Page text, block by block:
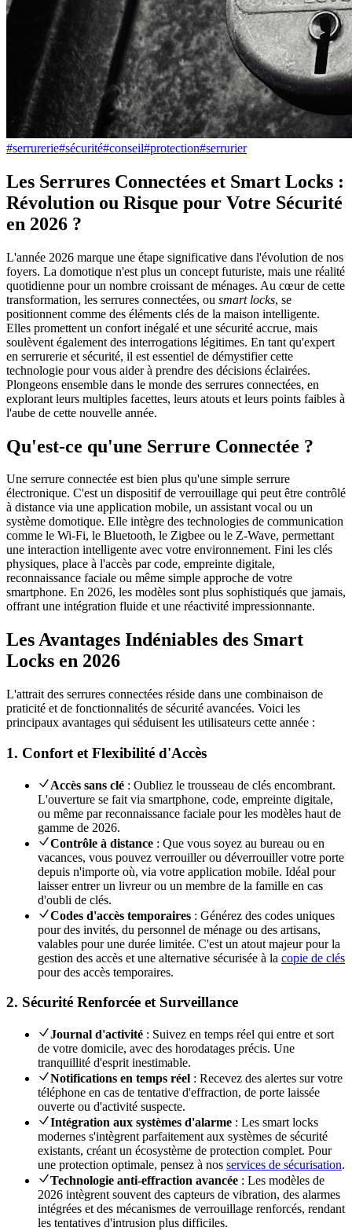
#serrurerie#sécurité#conseil#protection#serrurier
Les Serrures Connectées et Smart Locks :
Révolution ou Risque pour Votre Sécurité
en 2026 ?
L'année 2026 marque une étape significative dans l'évolution de nos
foyers. La domotique n'est plus un concept futuriste, mais une réalité
quotidienne pour un nombre croissant de ménages. Au cœur de cette
transformation, les serrures connectées, ou smart locks, se
positionnent comme des éléments clés de la maison intelligente.
Elles promettent un confort inégalé et une sécurité accrue, mais
soulèvent également des interrogations légitimes. En tant qu'expert
en serrurerie et sécurité, il est essentiel de démystifier cette
technologie pour vous aider à prendre des décisions éclairées.
Plongeons ensemble dans le monde des serrures connectées, en
explorant leurs multiples facettes, leurs atouts et leurs points faibles à
l'aube de cette nouvelle année.
Qu'est-ce qu'une Serrure Connectée ?
Une serrure connectée est bien plus qu'une simple serrure
électronique. C'est un dispositif de verrouillage qui peut être contrôlé
à distance via une application mobile, un assistant vocal ou un
système domotique. Elle intègre des technologies de communication
comme le Wi-Fi, le Bluetooth, le Zigbee ou le Z-Wave, permettant
une interaction intelligente avec votre environnement. Fini les clés
physiques, place à l'accès par code, empreinte digitale,
reconnaissance faciale ou même simple approche de votre
smartphone. En 2026, les modèles sont plus sophistiqués que jamais,
offrant une intégration fluide et une réactivité impressionnante.
Les Avantages Indéniables des Smart
Locks en 2026
L'attrait des serrures connectées réside dans une combinaison de
praticité et de fonctionnalités de sécurité avancées. Voici les
principaux avantages qui séduisent les utilisateurs cette année :
1. Confort et Flexibilité d'Accès
Accès sans clé : Oubliez le trousseau de clés encombrant.
L'ouverture se fait via smartphone, code, empreinte digitale,
ou même par reconnaissance faciale pour les modèles haut de
gamme de 2026.
Contrôle à distance : Que vous soyez au bureau ou en
vacances, vous pouvez verrouiller ou déverrouiller votre porte
depuis n'importe où, via votre application mobile. Idéal pour
laisser entrer un livreur ou un membre de la famille en cas
d'oubli de clés.
Codes d'accès temporaires : Générez des codes uniques
pour des invités, du personnel de ménage ou des artisans,
valables pour une durée limitée. C'est un atout majeur pour la
gestion des accès et une alternative sécurisée à la copie de clés
pour des accès temporaires.
2. Sécurité Renforcée et Surveillance
Journal d'activité : Suivez en temps réel qui entre et sort
de votre domicile, avec des horodatages précis. Une
tranquillité d'esprit inestimable.
Notifications en temps réel : Recevez des alertes sur votre
téléphone en cas de tentative d'effraction, de porte laissée
ouverte ou d'activité suspecte.
Intégration aux systèmes d'alarme : Les smart locks
modernes s'intègrent parfaitement aux systèmes de sécurité
existants, créant un écosystème de protection complet. Pour
une protection optimale, pensez à nos services de sécurisation.
Technologie anti-effraction avancée : Les modèles de
2026 intègrent souvent des capteurs de vibration, des alarmes
intégrées et des mécanismes de verrouillage renforcés, rendant
les tentatives d'intrusion plus difficiles.